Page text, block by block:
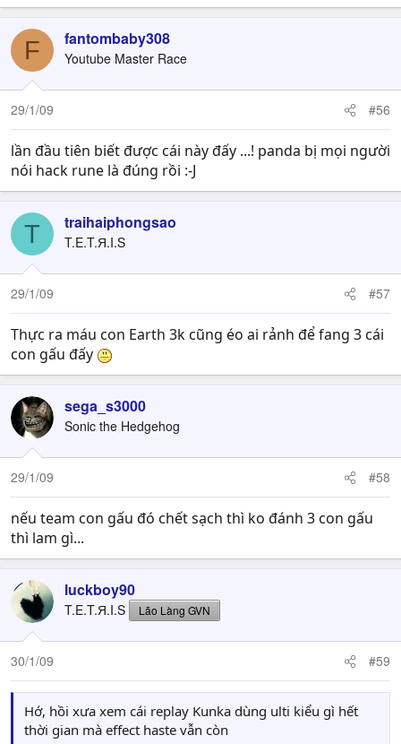
F fantombaby308
Youtube Master Race
29/1/09 #56
lần đầu tiên biết được cái này đấy ...! panda bị mọi người
nói hack rune là đúng rồi :-J
T traihaiphongsao
T.E.T.Я.I.S
29/1/09 #57
Thực ra máu con Earth 3k cũng éo ai rảnh để fang 3 cái
con gấu đấy
sega_s3000
Sonic the Hedgehog
29/1/09 #58
nếu team con gấu đó chết sạch thì ko đánh 3 con gấu
thì lam gì...
luckboy90
T.E.T.Я.I.S Lão Làng GVN
30/1/09 #59
Hớ, hồi xưa xem cái replay Kunka dùng ulti kiểu gì hết
thời gian mà effect haste vẫn còn